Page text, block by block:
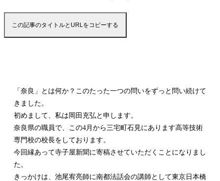
この記事のタイトルとURLをコピーする
「奈良」とは何か？このたった一つの問いをずっと問い続けて
きました。
初めまして、私は岡田充弘と申します。
奈良県の職員で、この4月から三宅町石見にあります高等技術
専門校の校長をしております。
今回縁あって寺子屋新聞に寄稿させていただくことになりまし
た。
きっかけは、池尾宥亮師に南都法話会の講師として東京日本橋